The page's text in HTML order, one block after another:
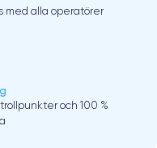
med alla operatörer
och 100 %